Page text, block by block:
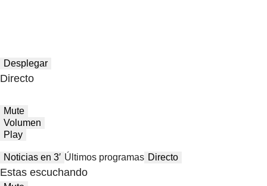
Desplegar
Directo
Mute
Volumen
Play
Noticias en 3′ Últimos programas Directo
Estas escuchando